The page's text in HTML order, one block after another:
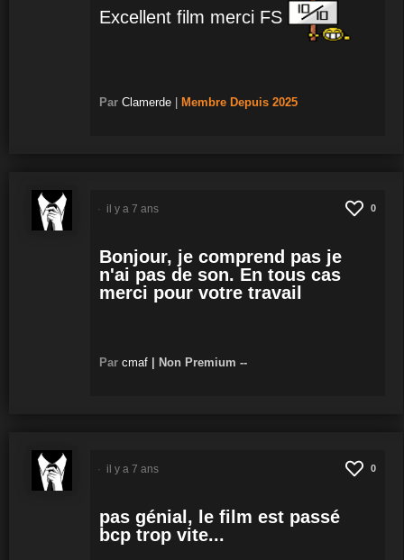
Excellent film merci FS
Par Clamerde Membre Depuis 2025
0
Bonjour, je comprend pas je
n'ai pas de son. En tous cas
merci pour votre travail
Par cmaf Non Premium --
il y a 7 ans
0
pas génial, le film est passé
bcp trop vite...
il y a 7 ans